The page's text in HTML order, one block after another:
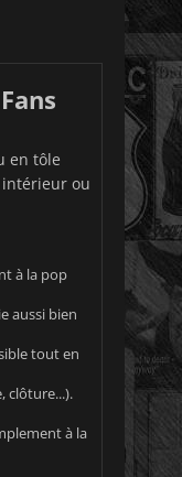
en tôle
ou
à la pop
aussi bien
tout en
clôture...).
à la